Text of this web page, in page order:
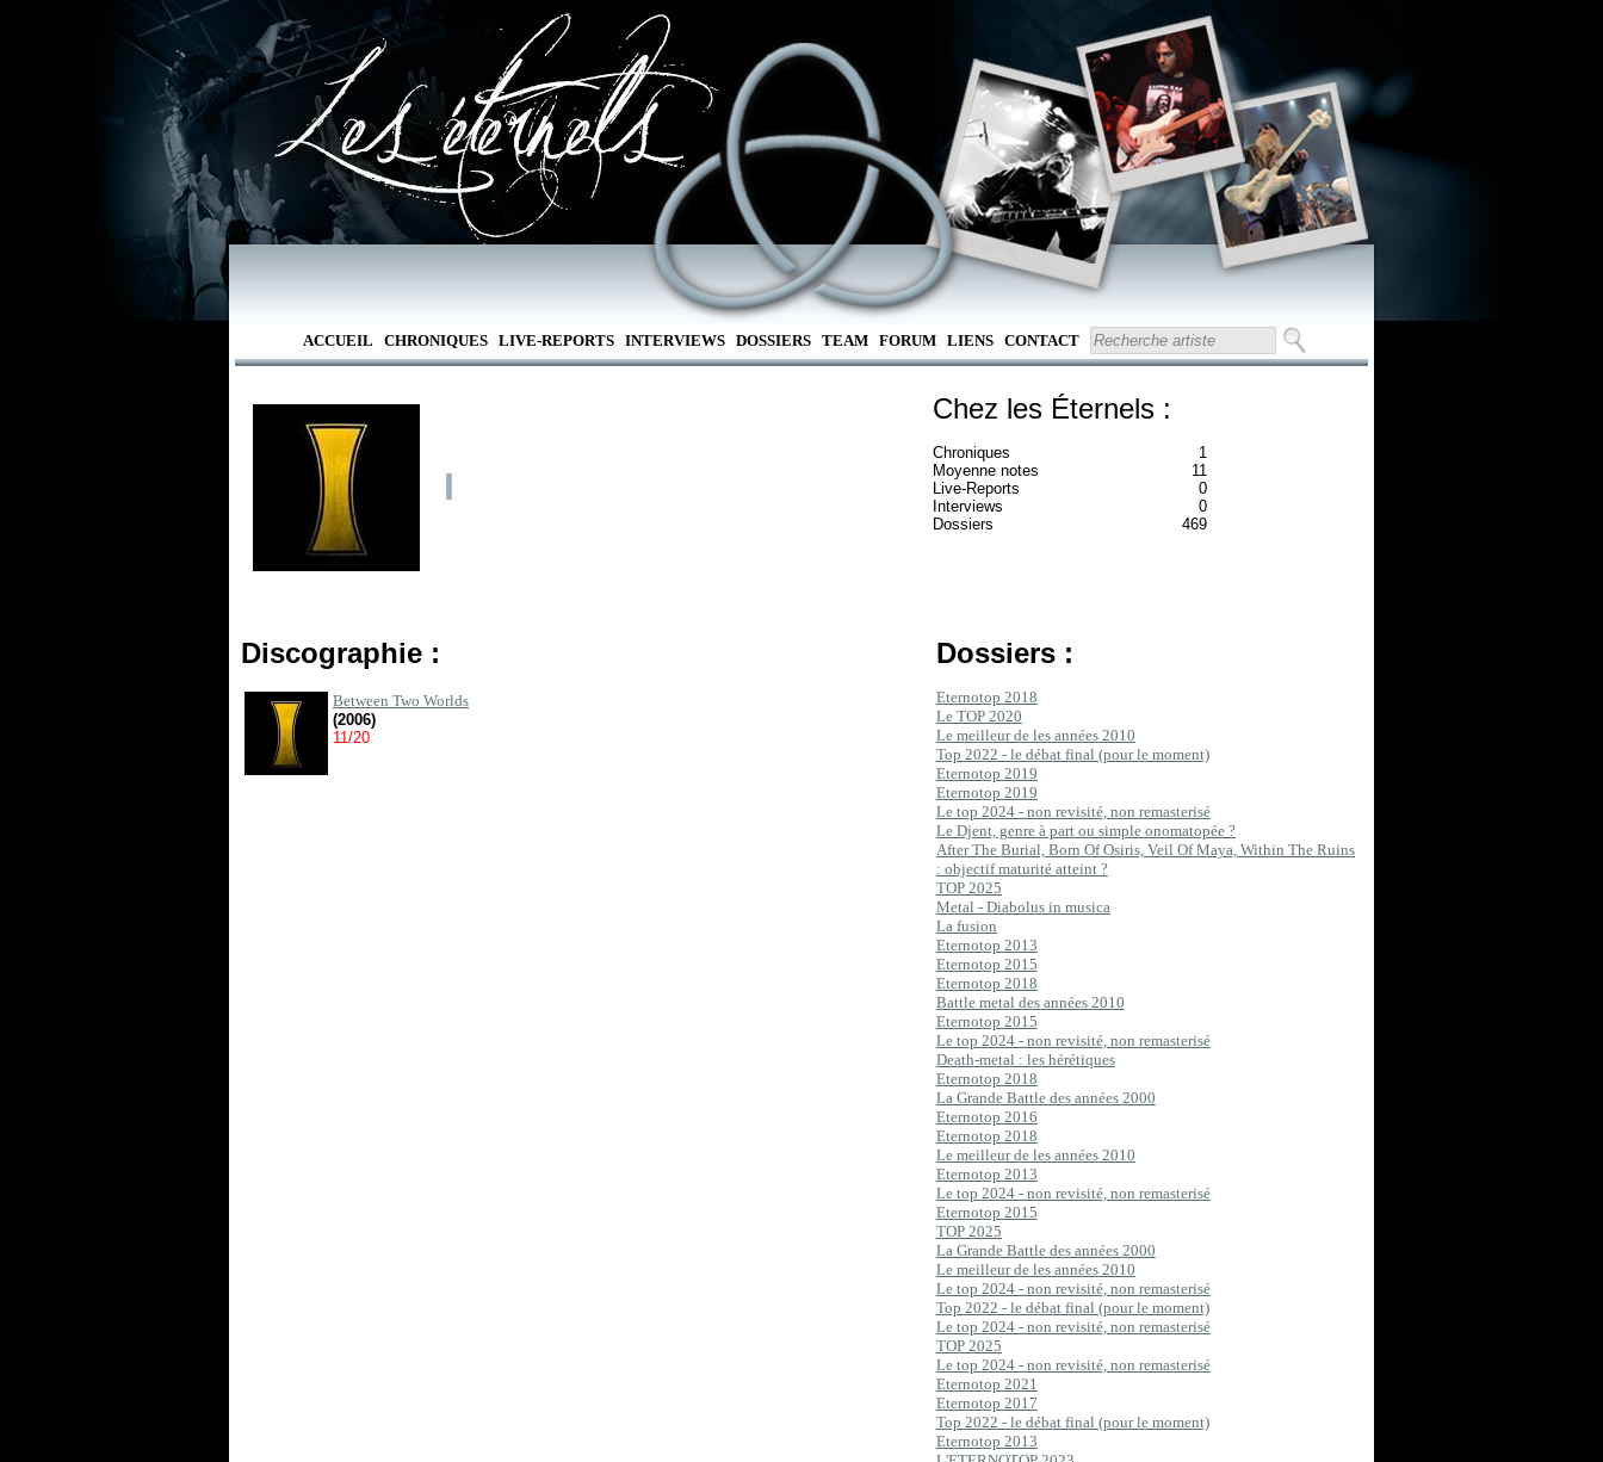
ACCUEIL CHRONIQUES LIVE-REPORTS INTERVIEWS DOSSIERS TEAM FORUM LIENS CONTACT
I
Chez les Éternels :
Chroniques
1
Moyenne notes
11
Live-Reports
0
Interviews
0
Dossiers
469
Discographie :
Between Two Worlds
(2006)
11/20
Dossiers :
Eternotop 2018
Le TOP 2020
Le meilleur de les années 2010
Top 2022 - le débat final (pour le moment)
Eternotop 2019
Eternotop 2019
Le top 2024 - non revisité, non remasterisé
Le Djent, genre à part ou simple onomatopée ?
After The Burial, Born Of Osiris, Veil Of Maya, Within The Ruins
: objectif maturité atteint ?
TOP 2025
Metal - Diabolus in musica
La fusion
Eternotop 2013
Eternotop 2015
Eternotop 2018
Battle metal des années 2010
Eternotop 2015
Le top 2024 - non revisité, non remasterisé
Death-metal : les hérétiques
Eternotop 2018
La Grande Battle des années 2000
Eternotop 2016
Eternotop 2018
Le meilleur de les années 2010
Eternotop 2013
Le top 2024 - non revisité, non remasterisé
Eternotop 2015
TOP 2025
La Grande Battle des années 2000
Le meilleur de les années 2010
Le top 2024 - non revisité, non remasterisé
Top 2022 - le débat final (pour le moment)
Le top 2024 - non revisité, non remasterisé
TOP 2025
Le top 2024 - non revisité, non remasterisé
Eternotop 2021
Eternotop 2017
Top 2022 - le débat final (pour le moment)
Eternotop 2013